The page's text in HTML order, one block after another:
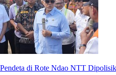
Pendeta di Rote Ndao NTT